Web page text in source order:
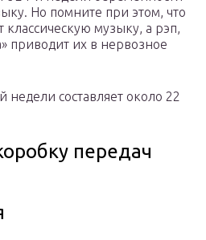
Но помните при этом, что
музыку, а рэп,
приводит их в нервозное
недели составляет около 22
передач